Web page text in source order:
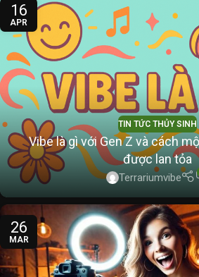
16
APR
TIN TỨC THỦY SINH
Vibe là gì với Gen Z và cách
được lan tỏa
Terrariumvibe
26
MAR